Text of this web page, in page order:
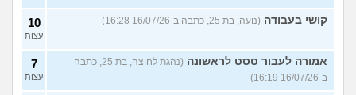
קושי בעבודה (נועה, בת 25, כתבה ב-16/07/26 16:28) 10
עצות
אמורה לעבור טסט לראשונה
(נהגת לחוצה, בת 25, כתבה
ב-16/07/26 16:19)
7
עצות